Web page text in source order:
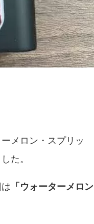
メロン・スプリッ
た。
「ウォーターメロン